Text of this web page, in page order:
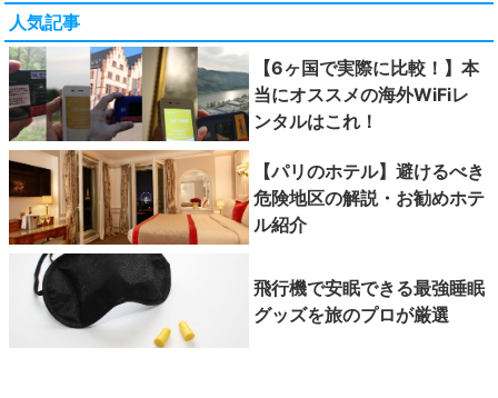
人気記事
【6ヶ国で実際に比較！】本
当にオススメの海外WiFiレ
ンタルはこれ！
【パリのホテル】避けるべき
危険地区の解説・お勧めホテ
ル紹介
飛行機で安眠できる最強睡眠
グッズを旅のプロが厳選